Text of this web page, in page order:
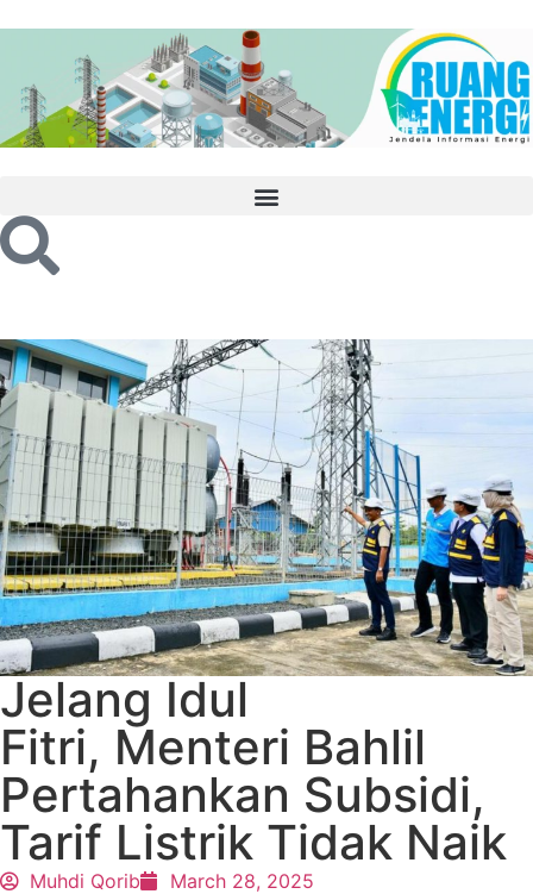
Jelang Idul
Fitri, Menteri Bahlil
Pertahankan Subsidi,
Tarif Listrik Tidak Naik
Muhdi Qorib March 28, 2025